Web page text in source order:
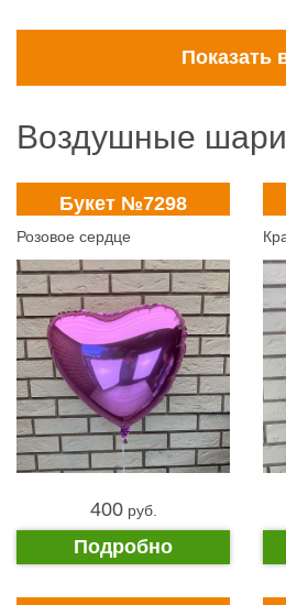
Показать
Воздушные
Букет №7298
Розовое сердце
400pуб.
Подробно